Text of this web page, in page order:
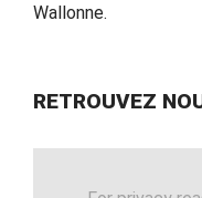
Wallonne.
RETROUVEZ